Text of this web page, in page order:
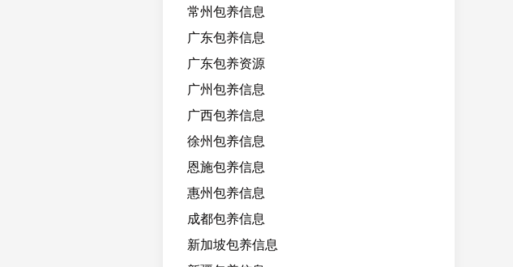
常州包养信息
广东包养信息
广东包养资源
广州包养信息
广西包养信息
徐州包养信息
恩施包养信息
惠州包养信息
成都包养信息
新加坡包养信息